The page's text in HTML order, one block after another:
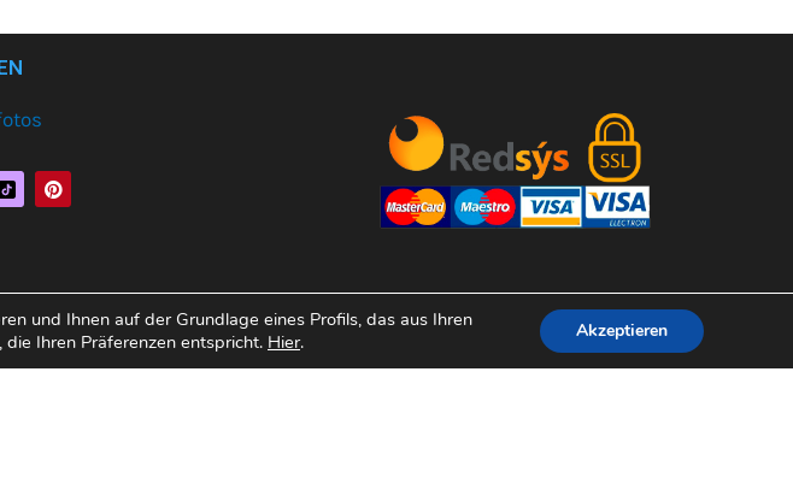
P
i
n
t
von: Manager-Community
und Ihnen auf der Grundlage eines Profils, das aus Ihren
Ihren Präferenzen entspricht. Hier. Akzeptieren